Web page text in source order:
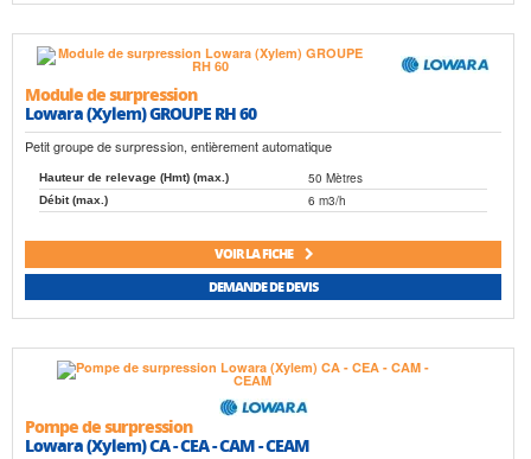
Module de surpression
Lowara (Xylem) GROUPE RH 60
Petit groupe de surpression, entièrement automatique
Hauteur de relevage (Hmt) (max.) 50 Mètres
Débit (max.) 6 m3/h
VOIR LA FICHE
DEMANDE DE DEVIS
Pompe de surpression
Lowara (Xylem) CA - CEA - CAM - CEAM